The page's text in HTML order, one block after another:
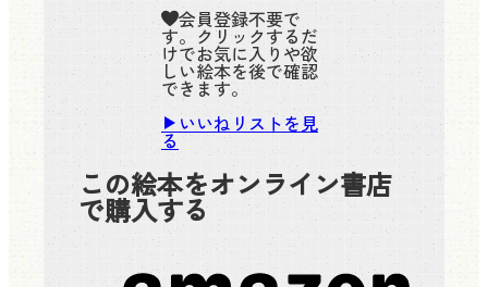
会員登録不要で
す。クリックするだ
けでお気に入りや欲
しい絵本を後で確認
できます。
いいねリストを見
る
この絵本をオンライン書店
で購入する